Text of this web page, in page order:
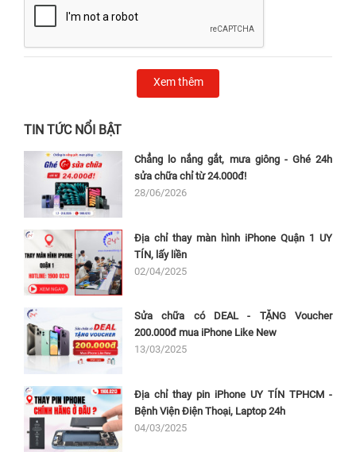
Xem thêm
TIN TỨC NỔI BẬT
Chẳng lo nắng gắt, mưa giông - Ghé 24h
sửa chữa chỉ từ 24.000đ!
28/06/2026
Địa chỉ thay màn hình iPhone Quận 1 UY
TÍN, lấy liền
02/04/2025
Sửa chữa có DEAL - TẶNG Voucher
200.000đ mua iPhone Like New
13/03/2025
Địa chỉ thay pin iPhone UY TÍN TPHCM -
Bệnh Viện Điện Thoại, Laptop 24h
04/03/2025